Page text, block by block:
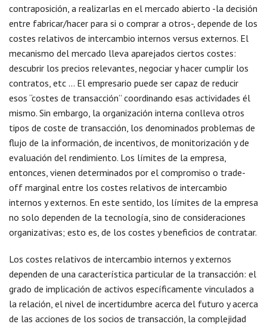
contraposición, a realizarlas en el mercado abierto -la decisión
entre fabricar/hacer para si o comprar a otros-, depende de los
costes relativos de intercambio internos versus externos. El
mecanismo del mercado lleva aparejados ciertos costes:
descubrir los precios relevantes, negociar y hacer cumplir los
contratos, etc … El empresario puede ser capaz de reducir
esos “costes de transacción” coordinando esas actividades él
mismo. Sin embargo, la organización interna conlleva otros
tipos de coste de transacción, los denominados problemas de
flujo de la información, de incentivos, de monitorización y de
evaluación del rendimiento. Los límites de la empresa,
entonces, vienen determinados por el compromiso o trade-
off marginal entre los costes relativos de intercambio
internos y externos. En este sentido, los límites de la empresa
no solo dependen de la tecnología, sino de consideraciones
organizativas; esto es, de los costes y beneficios de contratar.
Los costes relativos de intercambio internos y externos
dependen de una característica particular de la transacción: el
grado de implicación de activos específicamente vinculados a
la relación, el nivel de incertidumbre acerca del futuro y acerca
de las acciones de los socios de transacción, la complejidad